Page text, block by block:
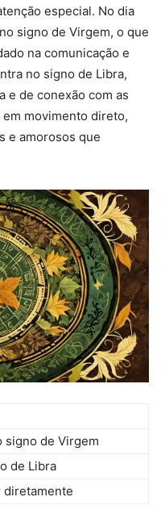
especial. No dia
signo de Virgem, o que
na comunicação e
no signo de Libra,
e de conexão com as
movimento direto,
e amorosos que
signo de Virgem
de Libra
diretamente